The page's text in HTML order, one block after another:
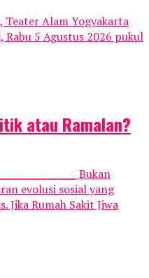
Teater Alam Yogyakarta
5 Agustus 2026 pukul
atau Ramalan?
Bukan
evolusi sosial yang
Jika Rumah Sakit Jiwa